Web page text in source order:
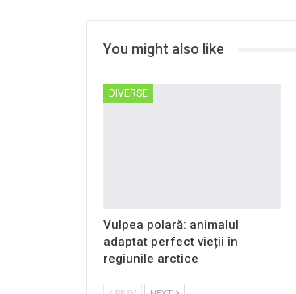
You might also like
DIVERSE
Vulpea polară: animalul
adaptat perfect vieții în
regiunile arctice